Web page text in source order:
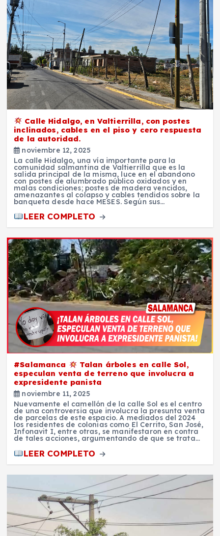
Calle Hidalgo, en Valtierrilla, con postes
inclinados, cables en el piso y cero respuesta
de la autoridad.
noviembre 12, 2025
La calle Hidalgo, una vía importante para la
comunidad salmantina de Valtierrilla que es la
salida principal de la misma, luce en el abandono
con postes de alumbrado público oxidados y en
malas condiciones; postes de madera vencidos,
amenazantes al colapso y cables tendidos sobre la
banqueta desde hace MESES. Según sus…
LEER COMPLETO
#Salamanca
Talan árboles en calle Sol,
especulan venta de terreno que involucra a
expresidente panista
noviembre 11, 2025
Nuevamente el camellón de la calle Sol es el centro
de una controversia que involucra la presunta venta
de parcelas de este espacio. A mediados del 2024
los residentes de colonias como El Cerrito, San José,
Infonavit I, entre otras, se manifestaron en contra
de tales acciones, argumentando de que se trata…
LEER COMPLETO